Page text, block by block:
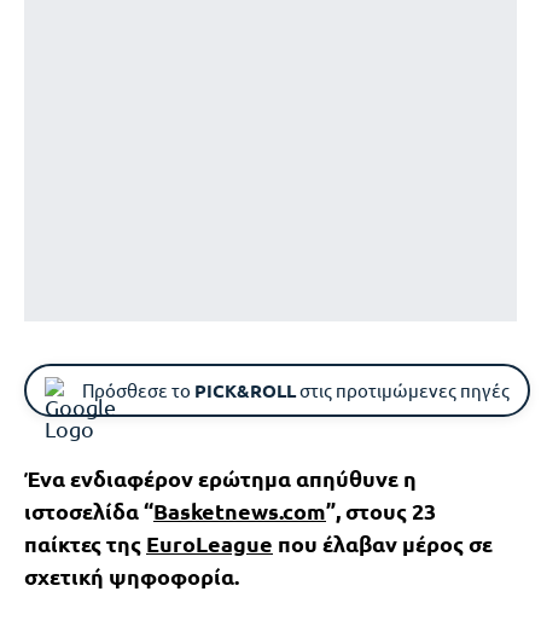
Πρόσθεσε το PICK&ROLLστις προτιμώμενες πηγές
Ένα ενδιαφέρον ερώτημα απηύθυνε η
ιστοσελίδα “Basketnews.com”, στους 23
παίκτες της EuroLeague που έλαβαν μέρος σε
σχετική ψηφοφορία.